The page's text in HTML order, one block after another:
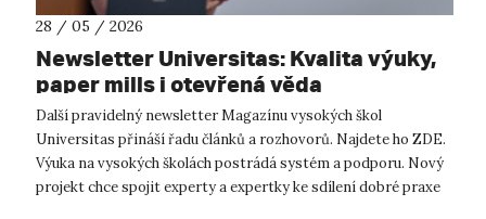
28 / 05 / 2026
Newsletter Universitas: Kvalita výuky,
paper mills i otevřená věda
Další pravidelný newsletter Magazínu vysokých škol
Universitas přináší řadu článků a rozhovorů. Najdete ho ZDE.
Výuka na vysokých školách postrádá systém a podporu. Nový
projekt chce spojit experty a expertky ke sdílení dobré praxe